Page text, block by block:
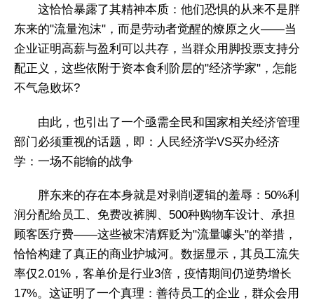
这恰恰暴露了其精神本质：他们恐惧的从来不是胖
东来的"流量泡沫"，而是劳动者觉醒的燎原之火——当
企业证明高薪与盈利可以共存，当群众用脚投票支持分
配正义，这些依附于资本食利阶层的"经济学家"，怎能
不气急败坏?
由此，也引出了一个亟需全民和国家相关经济管理
部门必须重视的话题，即：人民经济学VS买办经济
学：一场不能输的战争
胖东来的存在本身就是对剥削逻辑的羞辱：50%利
润分配给员工、免费改裤脚、500种购物车设计、承担
顾客医疗费——这些被宋清辉贬为"流量噱头"的举措，
恰恰构建了真正的商业护城河。数据显示，其员工流失
率仅2.01%，客单价是行业3倍，疫情期间仍逆势增长
17%。这证明了一个真理：善待员工的企业，群众会用